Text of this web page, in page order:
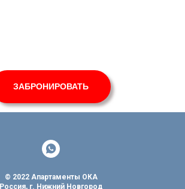
ЗАБРОНИРОВАТЬ
© 2022 Апартаменты ОКА
Россия, г. Нижний Новгород